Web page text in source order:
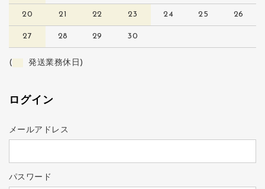
20 21 22 23 24 25 26
27 28 29 30
( 発送業務休日)
ログイン
メールアドレス
パスワード